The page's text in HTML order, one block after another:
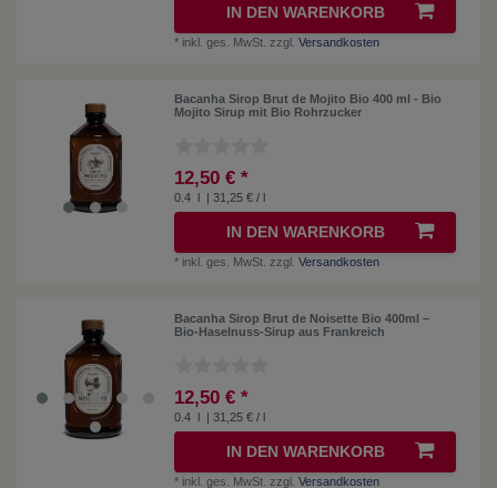
IN DEN WARENKORB
* inkl. ges. MwSt. zzgl.Versandkosten
Bacanha Sirop Brut de Mojito Bio 400 ml - Bio
Mojito Sirup mit Bio Rohrzucker
12,50 € *
0.4 l | 31,25 € / l
IN DEN WARENKORB
* inkl. ges. MwSt. zzgl.Versandkosten
Bacanha Sirop Brut de Noisette Bio 400ml –
Bio-Haselnuss-Sirup aus Frankreich
12,50 € *
0.4 | 31,25 € / l
IN DEN WARENKORB
* inkl. ges. MwSt. zzgl.Versandkosten